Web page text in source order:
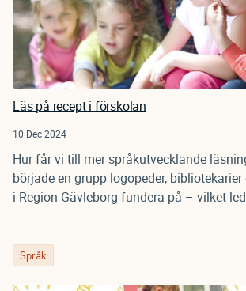
Läs på recept i förskolan
10 Dec 2024
Hur får vi till mer språkutvecklande
började en grupp logopeder,
i Region Gävleborg fundera på – vilket
Språk